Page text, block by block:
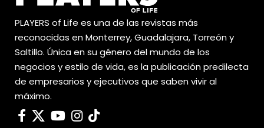
PLAYERS of Life es una de las revistas más
reconocidas en Monterrey, Guadalajara, Torreón y
Saltillo. Única en su género del mundo de los
negocios y estilo de vida, es la publicación predilecta
de empresarios y ejecutivos que saben vivir al
máximo.